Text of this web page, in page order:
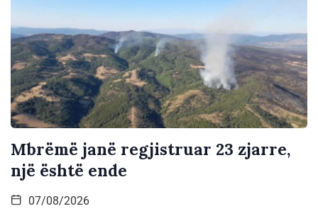
Mbrëmë janë regjistruar 23 zjarre,
një është ende
07/08/2026